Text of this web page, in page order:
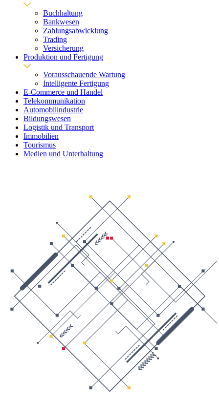
Buchhaltung
Bankwesen
Zahlungsabwicklung
Trading
Versicherung
Produktion und Fertigung
Vorausschauende Wartung
Intelligente Fertigung
E-Commerce und Handel
Telekommunikation
Automobilindustrie
Bildungswesen
Logistik und Transport
Immobilien
Tourismus
Medien und Unterhaltung